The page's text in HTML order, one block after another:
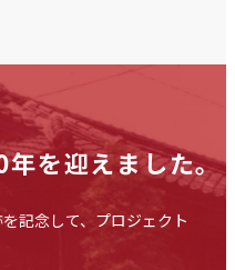
を迎えました。
記念して、プロジェクト